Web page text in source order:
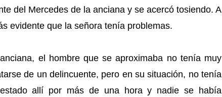
del Mercedes de la anciana y se acercó tosiendo. A
evidente que la señora tenía problemas.
el hombre que se aproximaba no tenía muy
de un delincuente, pero en su situación, no tenía
allí por más de una hora y nadie se había